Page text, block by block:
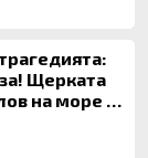
Щерката
на море с